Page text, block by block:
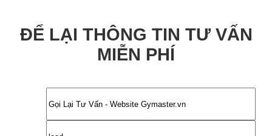
ĐỂ LẠI THÔNG TIN TƯ VẤN
MIỄN PHÍ